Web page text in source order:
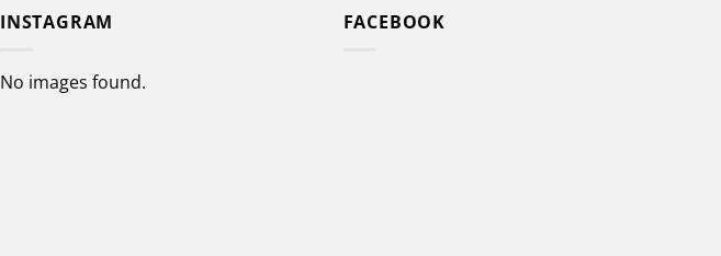
INSTAGRAM
No images found.
FACEBOOK